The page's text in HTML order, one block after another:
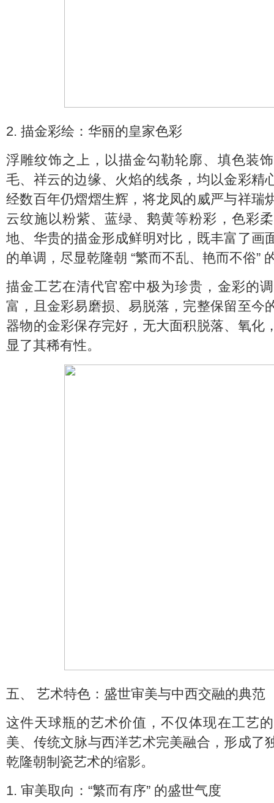
2. 描金彩绘：华丽的皇家色彩
浮雕纹饰之上，以描金勾勒轮廓、填色装
毛、祥云的边缘、火焰的线条，均以金彩精
经数百年仍熠熠生辉，将龙凤的威严与祥瑞
云纹施以粉紫、蓝绿、鹅黄等粉彩，色彩
地、华贵的描金形成鲜明对比，既丰富了画
的单调，尽显乾隆朝 “繁而不乱、艳而不俗”
描金工艺在清代官窑中极为珍贵，金彩的
富，且金彩易磨损、易脱落，完整保留至今
器物的金彩保存完好，无大面积脱落、氧化
显了其稀有性。
五、 艺术特色：盛世审美与中西交融的典范
这件天球瓶的艺术价值，不仅体现在工艺
美、传统文脉与西洋艺术完美融合，形成了
乾隆朝制瓷艺术的缩影。
1. 审美取向：“繁而有序” 的盛世气度